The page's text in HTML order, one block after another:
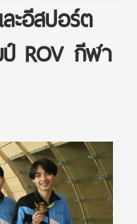
ะอีสปอร์ต
ROV กีฬา